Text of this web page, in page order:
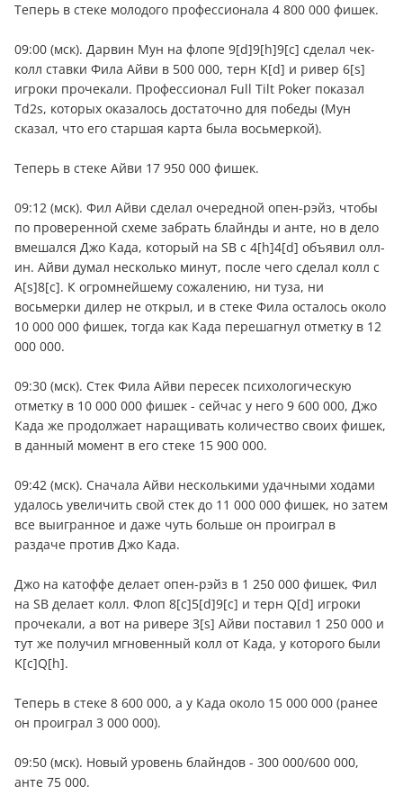
Теперь в стеке молодого профессионала 4 800 000 фишек.
09:00 (мск). Дарвин Мун на флопе 9[d]9[h]9[c] сделал чек-
колл ставки Фила Айви в 500 000, терн K[d] и ривер 6[s]
игроки прочекали. Профессионал Full Tilt Poker показал
Td2s, которых оказалось достаточно для победы (Мун
сказал, что его старшая карта была восьмеркой).
Теперь в стеке Айви 17 950 000 фишек.
09:12 (мск). Фил Айви сделал очередной опен-рэйз, чтобы
по проверенной схеме забрать блайнды и анте, но в дело
вмешался Джо Када, который на SB с 4[h]4[d] объявил олл-
ин. Айви думал несколько минут, после чего сделал колл с
A[s]8[c]. К огромнейшему сожалению, ни туза, ни
восьмерки дилер не открыл, и в стеке Фила осталось около
10 000 000 фишек, тогда как Када перешагнул отметку в 12
000 000.
09:30 (мск). Стек Фила Айви пересек психологическую
отметку в 10 000 000 фишек - сейчас у него 9 600 000, Джо
Када же продолжает наращивать количество своих фишек,
в данный момент в его стеке 15 900 000.
09:42 (мск). Сначала Айви несколькими удачными ходами
удалось увеличить свой стек до 11 000 000 фишек, но затем
все выигранное и даже чуть больше он проиграл в
раздаче против Джо Када.
Джо на катоффе делает опен-рэйз в 1 250 000 фишек, Фил
на SB делает колл. Флоп 8[c]5[d]9[c] и терн Q[d] игроки
прочекали, а вот на ривере 3[s] Айви поставил 1 250 000 и
тут же получил мгновенный колл от Када, у которого были
K[c]Q[h].
Теперь в стеке 8 600 000, а у Када около 15 000 000 (ранее
он проиграл 3 000 000).
09:50 (мск). Новый уровень блайндов - 300 000/600 000,
анте 75 000.